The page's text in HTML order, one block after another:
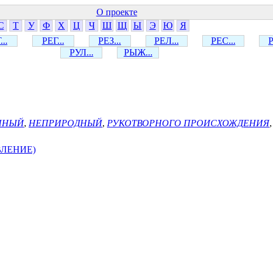
О проекте
Т У Ф Х Ц Ч Ш Щ Ы Э Ю
Я
РЕГ... РЕЗ... РЕЛ... РЕС...
РУЛ...
РЫЖ...
, НЕПРИРОДНЫЙ, РУКОТВОРНОГО ПРОИСХОЖДЕНИЯ,